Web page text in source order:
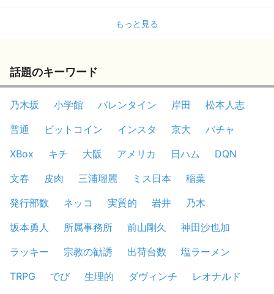
もっと見る
話題のキーワード
乃木坂 小学館 バレンタイン 岸田
松本人志
普通
ビットコイン インスタ 京大
バチャ
XBox
キチ 大阪 アメリカ 日ハム
DQN
文春
皮肉 三浦瑠麗 ミス日本
稲葉
発行部数
ネッコ 実質的 岩井
乃木
坂本勇人
所属事務所 前山剛久
神田沙也加
ラッキー
宗教の勧誘 出荷台数
塩ラーメン
TRPG
でび 生理的 ダヴィンチ
レオナルド